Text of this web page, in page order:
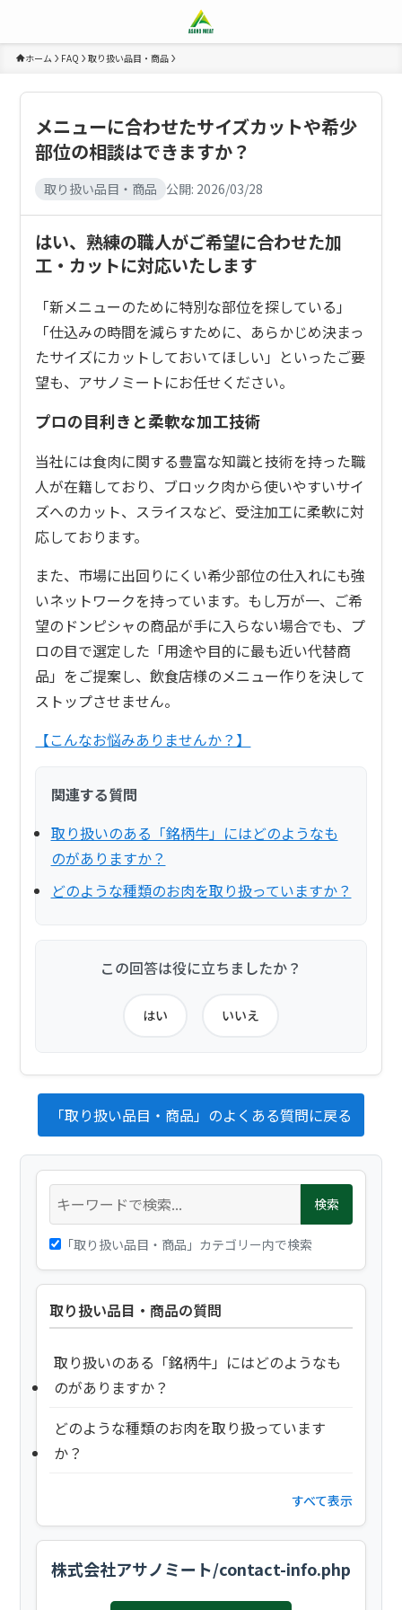
ホーム FAQ 取り扱い品目・商品
メニューに合わせたサイズカットや希少
部位の相談はできますか？
取り扱い品目・商品 公開: 2026/03/28
はい、熟練の職人がご希望に合わせた加
工・カットに対応いたします
「新メニューのために特別な部位を探している」
「仕込みの時間を減らすために、あらかじめ決まっ
たサイズにカットしておいてほしい」といったご要
望も、アサノミートにお任せください。
プロの目利きと柔軟な加工技術
当社には食肉に関する豊富な知識と技術を持った職
人が在籍しており、ブロック肉から使いやすいサイ
ズへのカット、スライスなど、受注加工に柔軟に対
応しております。
また、市場に出回りにくい希少部位の仕入れにも強
いネットワークを持っています。もし万が一、ご希
望のドンピシャの商品が手に入らない場合でも、プ
ロの目で選定した「用途や目的に最も近い代替商
品」をご提案し、飲食店様のメニュー作りを決して
ストップさせません。
【こんなお悩みありませんか？】
関連する質問
取り扱いのある「銘柄牛」にはどのようなも
のがありますか？
どのような種類のお肉を取り扱っていますか？
この回答は役に立ちましたか？
はい いいえ
「取り扱い品目・商品」のよくある質問に戻る
検索
「取り扱い品目・商品」カテゴリー内で検索
取り扱い品目・商品の質問
取り扱いのある「銘柄牛」にはどのようなも
のがありますか？
どのような種類のお肉を取り扱っています
か？
すべて表示
株式会社アサノミート/contact-info.php